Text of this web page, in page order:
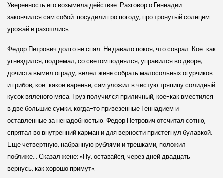
Уверенность его возымела действие. Разговор о Геннадии
закончился сам собой: посудили про погоду, про тронутый солнцем
урожай и разошлись.
Федор Петрович долго не спал. Не давало покоя, что соврал. Кое-как
угнездился, подремал, со светом поднялся, управился во дворе,
дочиста вымел ограду, велел жене собрать малосольных огурчиков
и грибов, кое-какое варенье, сам уложил в чистую тряпицу солидный
кусок вяленого мяса. Груз получился приличный, кое-как вместился
в две большие сумки, когда-то привезенные Геннадием и
оставленные за ненадобностью. Федор Петрович отсчитал сотню,
спрятал во внутренний карман и для верности пристегнул булавкой.
Еще четвертную, набранную рублями и трешками, положил
поближе… Сказал жене: «Ну, оставайся, через дней двадцать
вернусь, как хорошо примут».